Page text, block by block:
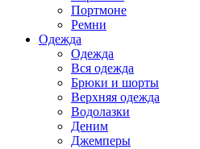
Портмоне
Ремни
Одежда
Одежда
Вся одежда
Брюки и шорты
Верхняя одежда
Водолазки
Деним
Джемперы